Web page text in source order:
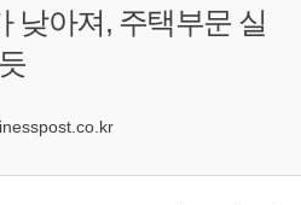
낮아져, 주택부문 실